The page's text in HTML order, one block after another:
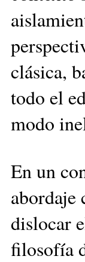
clásica,
todo el
modo
En un
abordaje
dislocar
filosofía